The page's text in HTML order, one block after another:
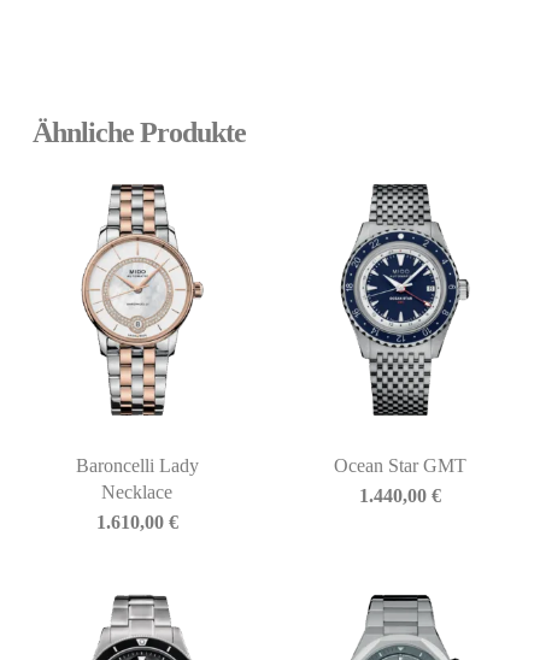
Ähnliche Produkte
Baroncelli Lady
Necklace
1.610,00 €
Ocean Star GMT
1.440,00€